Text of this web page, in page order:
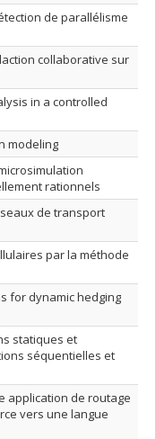
de parallélisme
collaborative sur
in a controlled
modeling
rationnels
de transport
par la méthode
for dynamic hedging
statiques et
séquentielles et
application de routage
vers une langue